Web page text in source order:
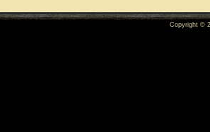
Copyright ©